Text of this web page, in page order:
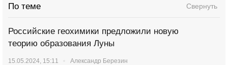
По теме Свернуть
Российские геохимики предложили новую
теорию образования Луны
15.05.2024, 15:11 Александр Березин